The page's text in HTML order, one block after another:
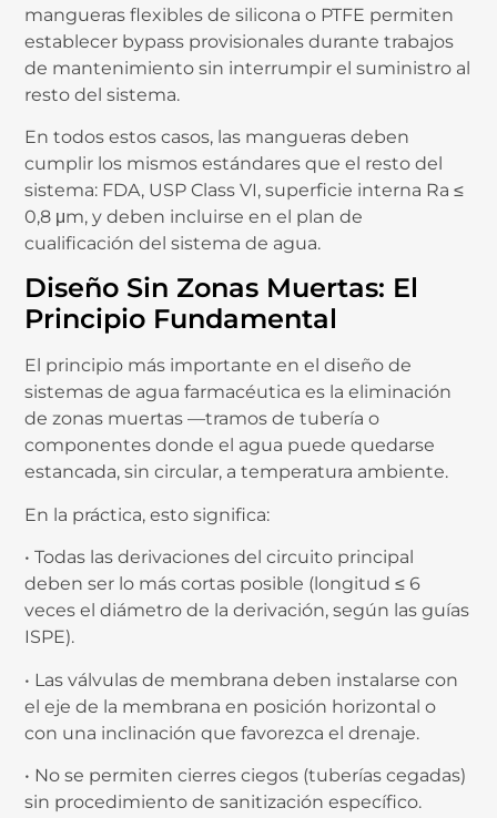
mangueras flexibles de silicona o PTFE permiten
establecer bypass provisionales durante trabajos
de mantenimiento sin interrumpir el suministro al
resto del sistema.
En todos estos casos, las mangueras deben
cumplir los mismos estándares que el resto del
sistema: FDA, USP Class VI, superficie interna Ra ≤
0,8 μm, y deben incluirse en el plan de
cualificación del sistema de agua.
Diseño Sin Zonas Muertas: El
Principio Fundamental
El principio más importante en el diseño de
sistemas de agua farmacéutica es la eliminación
de zonas muertas —tramos de tubería o
componentes donde el agua puede quedarse
estancada, sin circular, a temperatura ambiente.
En la práctica, esto significa:
• Todas las derivaciones del circuito principal
deben ser lo más cortas posible (longitud ≤ 6
veces el diámetro de la derivación, según las guías
ISPE).
• Las válvulas de membrana deben instalarse con
el eje de la membrana en posición horizontal o
con una inclinación que favorezca el drenaje.
• No se permiten cierres ciegos (tuberías cegadas)
sin procedimiento de sanitización específico.